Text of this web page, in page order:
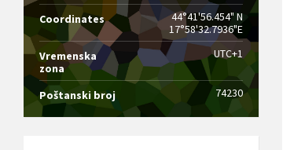
Coordinates
44°41'56.454" N
17°58'32.7936"E
Vremenska
zona
UTC+1
Poštanski broj 74230